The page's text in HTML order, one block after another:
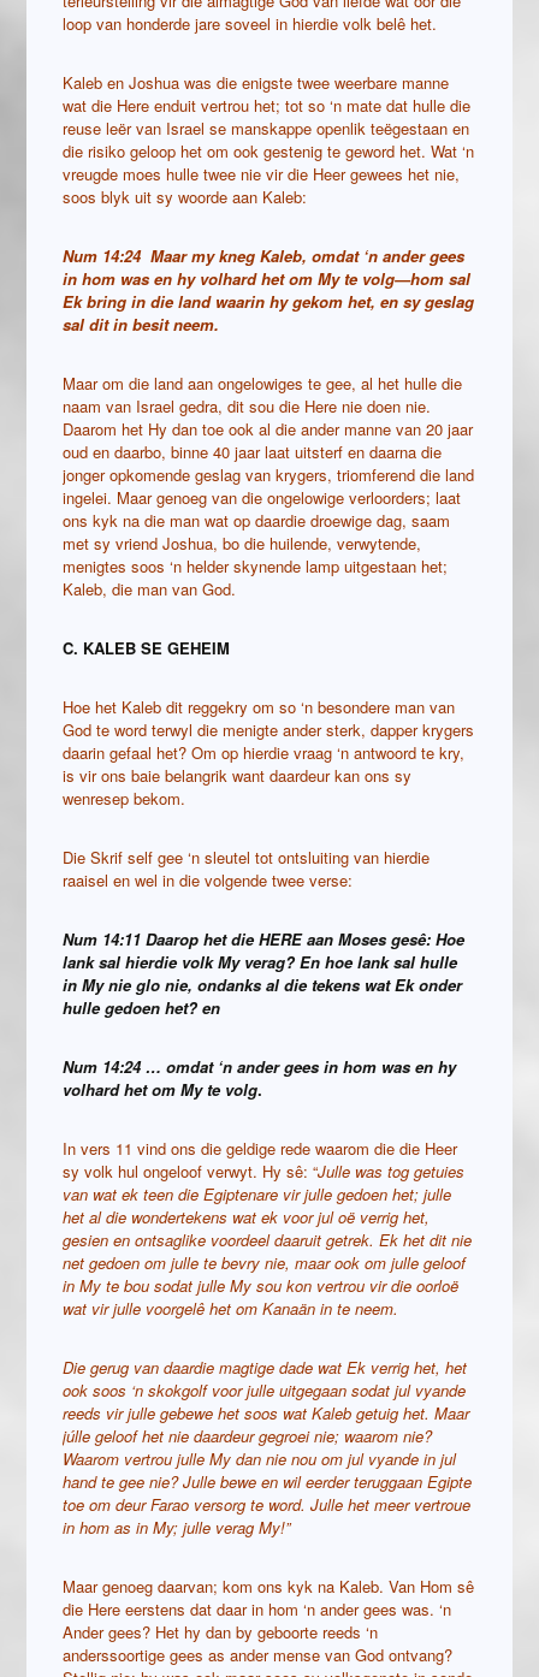
loop van honderde jare soveel in hierdie volk belê het.
Kaleb en Joshua was die enigste twee weerbare manne
wat die Here enduit vertrou het; tot so ‘n mate dat hulle die
reuse leër van Israel se manskappe openlik teëgestaan en
die risiko geloop het om ook gestenig te geword het. Wat ‘n
vreugde moes hulle twee nie vir die Heer gewees het nie,
soos blyk uit sy woorde aan Kaleb:
Num 14:24 Maar my kneg Kaleb, omdat ‘n ander gees
in hom was en hy volhard het om My te volg—hom sal
Ek bring in die land waarin hy gekom het, en sy geslag
sal dit in besit neem.
Maar om die land aan ongelowiges te gee, al het hulle die
naam van Israel gedra, dit sou die Here nie doen nie.
Daarom het Hy dan toe ook al die ander manne van 20 jaar
oud en daarbo, binne 40 jaar laat uitsterf en daarna die
jonger opkomende geslag van krygers, triomferend die land
ingelei. Maar genoeg van die ongelowige verloorders; laat
ons kyk na die man wat op daardie droewige dag, saam
met sy vriend Joshua, bo die huilende, verwytende,
menigtes soos ‘n helder skynende lamp uitgestaan het;
Kaleb, die man van God.
C. KALEB SE GEHEIM
Hoe het Kaleb dit reggekry om so ‘n besondere man van
God te word terwyl die menigte ander sterk, dapper krygers
daarin gefaal het? Om op hierdie vraag ‘n antwoord te kry,
is vir ons baie belangrik want daardeur kan ons sy
wenresep bekom.
Die Skrif self gee ‘n sleutel tot ontsluiting van hierdie
raaisel en wel in die volgende twee verse:
Num 14:11 Daarop het die HERE aan Moses gesê: Hoe
lank sal hierdie volk My verag? En hoe lank sal hulle
in My nie glo nie, ondanks al die tekens wat Ek onder
hulle gedoen het? en
Num 14:24 … omdat ‘n ander gees in hom was en hy
volhard het om My te volg.
In vers 11 vind ons die geldige rede waarom die die Heer
sy volk hul ongeloof verwyt. Hy sê: “Julle was tog getuies
van wat ek teen die Egiptenare vir julle gedoen het; julle
het al die wondertekens wat ek voor jul oë verrig het,
gesien en ontsaglike voordeel daaruit getrek. Ek het dit nie
net gedoen om julle te bevry nie, maar ook om julle geloof
in My te bou sodat julle My sou kon vertrou vir die oorloë
wat vir julle voorgelê het om Kanaän in te neem.
Die gerug van daardie magtige dade wat Ek verrig het, het
ook soos ‘n skokgolf voor julle uitgegaan sodat jul vyande
reeds vir julle gebewe het soos wat Kaleb getuig het. Maar
júlle geloof het nie daardeur gegroei nie; waarom nie?
Waarom vertrou julle My dan nie nou om jul vyande in jul
hand te gee nie? Julle bewe en wil eerder teruggaan Egipte
toe om deur Farao versorg te word. Julle het meer vertroue
in hom as in My; julle verag My!”
Maar genoeg daarvan; kom ons kyk na Kaleb. Van Hom sê
die Here eerstens dat daar in hom ‘n ander gees was. ‘n
Ander gees? Het hy dan by geboorte reeds ‘n
anderssoortige gees as ander mense van God ontvang?